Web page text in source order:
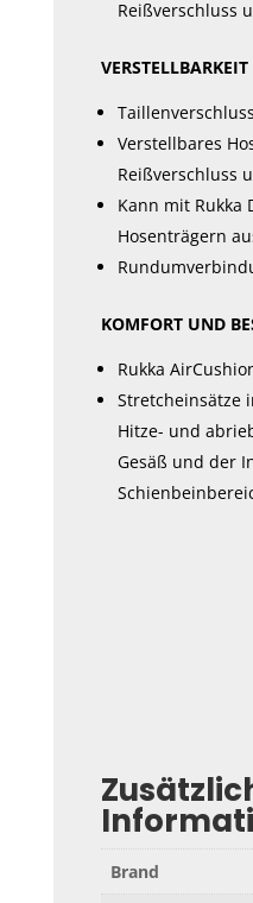
Reißverschluss
Verstellbares
Reißverschluss
Kann mit Rukka
Hosenträgern
KOMFORT UND
Rukka
Stretcheinsätze
Hitze- und
Gesäß und der
Brand